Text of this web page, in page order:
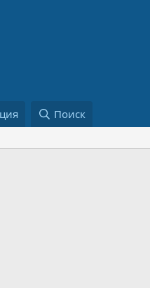
Поиск